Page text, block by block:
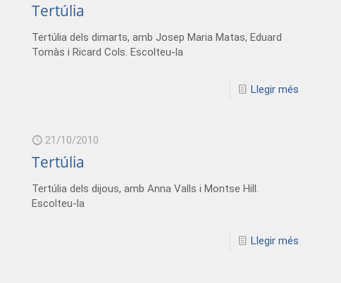
Tertúlia
Tertúlia dels dimarts, amb Josep Maria Matas, Eduard
Tomàs i Ricard Cols. Escolteu-la
Llegir més
21/10/2010
Tertúlia
Tertúlia dels dijous, amb Anna Valls i Montse Hill.
Escolteu-la
Llegir més